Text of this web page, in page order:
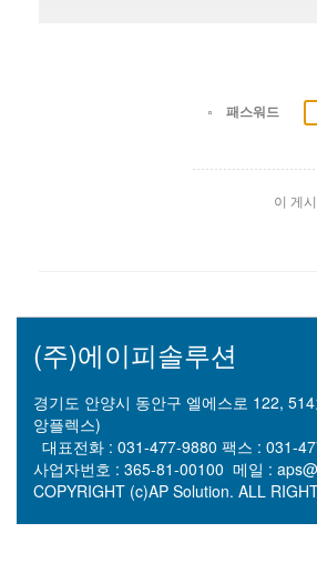
패스워드
이 게
(주)에이피솔루션
경기도 안양시 동안구 엘에스로 122,
앙플렉스)
대표전화 : 031-477-9880 팩스 : 031-
사업자번호 : 365-81-00100 메일 :
COPYRIGHT (c)AP Solution. ALL